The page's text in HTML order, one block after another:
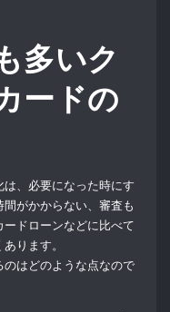
多いク
ードの
、必要になった時にす
がかからない、審査も
ドローンなどに比べて
ります。
はどのような点なので